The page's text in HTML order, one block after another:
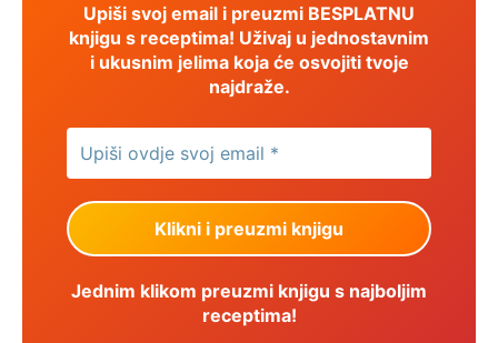
Upiši svoj email i preuzmi BESPLATNU
knjigu s receptima! Uživaj u jednostavnim
i ukusnim jelima koja će osvojiti tvoje
najdraže.
Jednim klikom preuzmi knjigu s najboljim
receptima!